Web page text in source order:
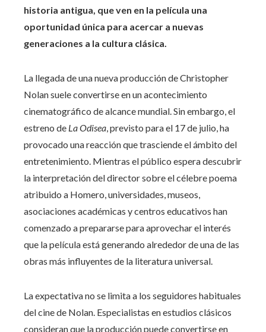
historia antigua, que ven en la película una
oportunidad única para acercar a nuevas
generaciones a la cultura clásica.
La llegada de una nueva producción de Christopher
Nolan suele convertirse en un acontecimiento
cinematográfico de alcance mundial. Sin embargo, el
estreno de La Odisea, previsto para el 17 de julio, ha
provocado una reacción que trasciende el ámbito del
entretenimiento. Mientras el público espera descubrir
la interpretación del director sobre el célebre poema
atribuido a Homero, universidades, museos,
asociaciones académicas y centros educativos han
comenzado a prepararse para aprovechar el interés
que la película está generando alrededor de una de las
obras más influyentes de la literatura universal.
La expectativa no se limita a los seguidores habituales
del cine de Nolan. Especialistas en estudios clásicos
consideran que la producción puede convertirse en